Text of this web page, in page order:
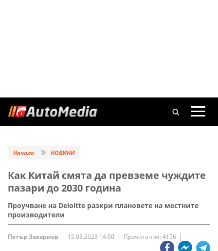
Начало НОВИНИ
Как Китай смята да превземе чуждите
пазари до 2030 година
Проучване на Deloitte разкри плановете на местните
производители
Петър Захариев 15.03.2023 14:00 Прочитания: 4156